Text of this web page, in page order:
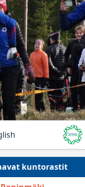
kuntorastit